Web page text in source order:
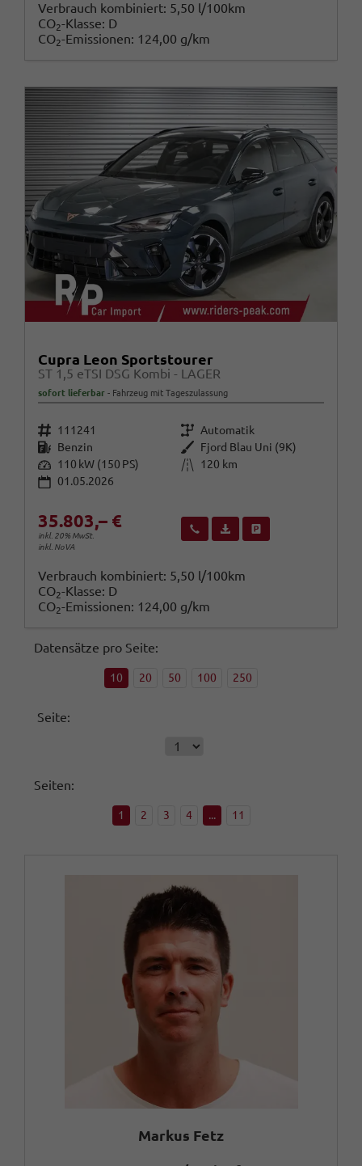
Verbrauch kombiniert: 5,50 l/100km
CO2-Klasse: D
CO2-Emissionen: 124,00 g/km
Cupra Leon Sportstourer
ST 1,5 eTSI DSG Kombi - LAGER
sofort lieferbar Fahrzeug mit Tageszulassung
Fahrzeugnr. 111241 Getriebe Automatik
Kraftstoff Benzin Außenfarbe
Fjord Blau Uni (9K)
Leistung 110 kW (150 PS) Kilometerstand
120 km
01.05.2026
35.803,– €
inkl. 20% MwSt.
inkl. NoVA
Wir rufen Sie anFahrzeugexposé (PDF)
Verbrauch kombiniert: 5,50 l/100km
CO2-Klasse: D
CO2-Emissionen: 124,00 g/km
Datensätze pro Seite:
10 20 50 100 250
Seite:
Seiten:
1 2 3 4 ... 11
Markus Fetz